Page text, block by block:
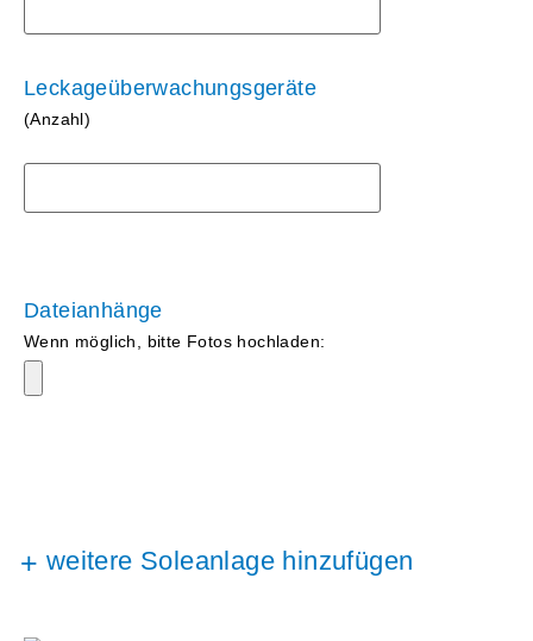
Leckageüberwachungsgeräte
(Anzahl)
Dateianhänge
Wenn möglich, bitte Fotos hochladen:
+ weitere Soleanlage hinzufügen